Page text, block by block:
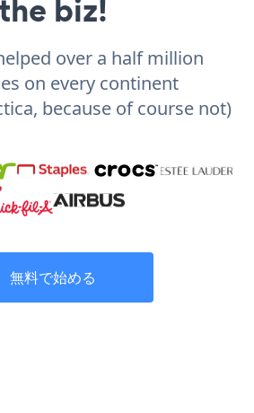
biz!
over a half million
on every continent
because of course not)
無料で始める